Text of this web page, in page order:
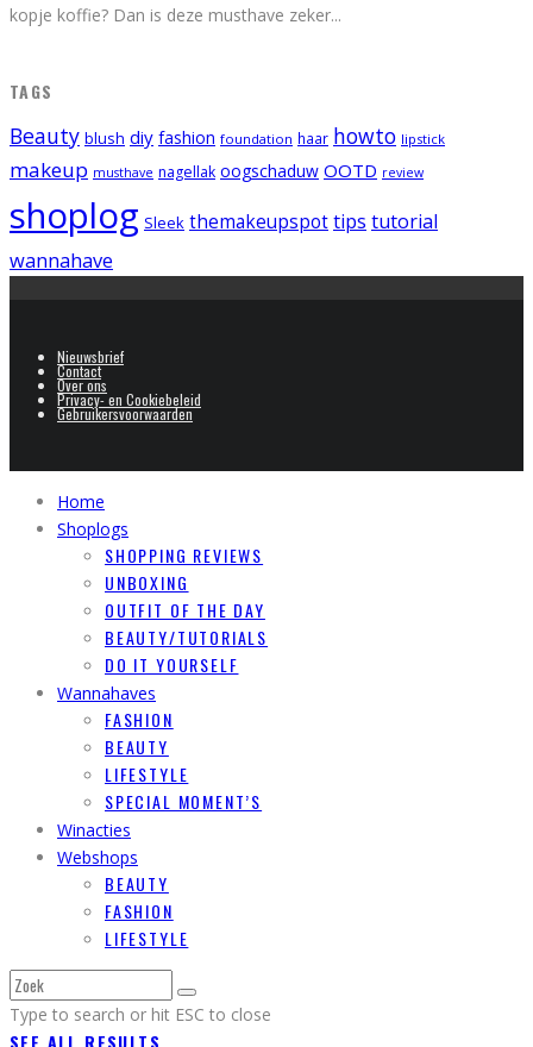
kopje koffie? Dan is deze musthave zeker...
TAGS
Beauty blush diy fashion foundation haar howto lipstick
makeup musthave nagellak oogschaduw OOTD review
shoplog Sleek themakeupspottips tutorial
wannahave
Nieuwsbrief
Contact
Over ons
Privacy- en Cookiebeleid
Gebruikersvoorwaarden
Home
Shoplogs
SHOPPING REVIEWS
UNBOXING
OUTFIT OF THE DAY
BEAUTY/TUTORIALS
DO IT YOURSELF
Wannahaves
FASHION
BEAUTY
LIFESTYLE
SPECIAL MOMENT’S
Winacties
Webshops
BEAUTY
FASHION
LIFESTYLE
Type to search or hit ESC to close
SEE ALL RESULTS